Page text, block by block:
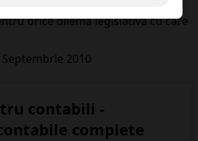
orice dilema legislativa cu care
Septembrie 2010
contabili -
complete